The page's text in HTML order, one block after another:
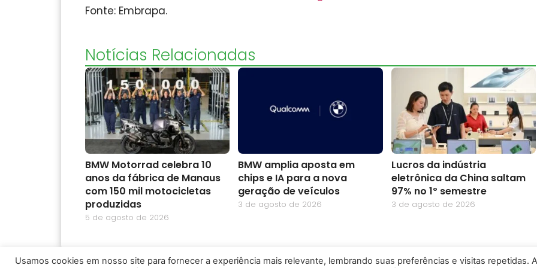
Fonte: Embrapa.
Notícias Relacionadas
BMW Motorrad celebra 10
anos da fábrica de Manaus
com 150 mil motocicletas
produzidas
5 de agosto de 2026
BMW amplia aposta em
chips e IA para a nova
geração de veículos
3 de agosto de 2026
Lucros da indústria
eletrônica da China saltam
97% no 1º semestre
3 de agosto de 2026
Usamos cookies em nosso site para fornecer a experiência mais relevante, lembrando suas preferências e visitas repetidas.